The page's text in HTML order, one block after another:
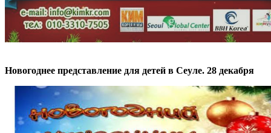
Новогоднее представление для детей в Сеуле. 28 декабря